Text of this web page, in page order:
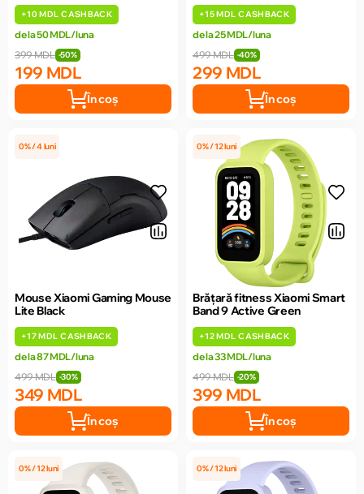
+10 MDL CASHBACK
de la 50 MDL/luna
199 MDL
399 MDL -50%
În coș
+15 MDL CASHBACK
de la 25 MDL/luna
299 MDL
499 MDL -40%
În coș
0% / 4 luni
Mouse Xiaomi Gaming Mouse
Lite Black
+17 MDL CASHBACK
de la 87 MDL/luna
349 MDL
499 MDL -30%
În coș
0% / 12 luni
Brățară fitness Xiaomi Smart
Band 9 Active Green
+12 MDL CASHBACK
de la 33 MDL/luna
399 MDL
499 MDL -20%
În coș
0% / 12 luni 0% / 12 luni